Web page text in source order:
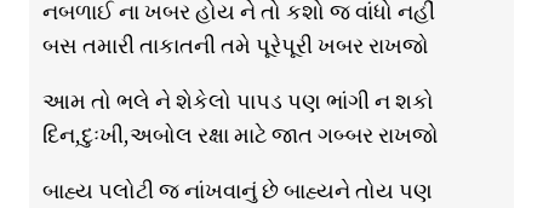
નબળાઈ ના ખબર હોય ને તો કશો જ વાંધો નહીં
બસ તમારી તાકાતની તમે પૂરેપૂરી ખબર રાખજો
આમ તો ભલે ને શેકેલો પાપડ પણ ભાંગી ન શકો
દિન,દુઃખી,અબોલ રક્ષા માટે જાત ગબ્બર રાખજો
બાહ્ય પલોટી જ નાંખવાનું છે બાહ્યને તોય પણ